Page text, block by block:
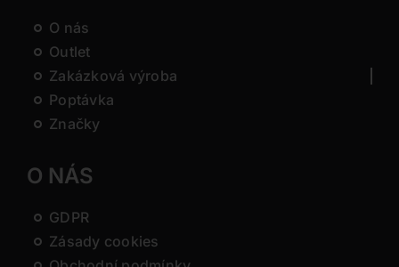
O nás
Outlet
Zakázková výroba
Poptávka
Značky
O NÁS
GDPR
Zásady cookies